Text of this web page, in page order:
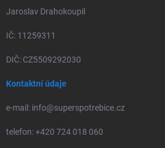
Jaroslav Drahokoupil
IČ: 11259311
DIČ: CZ5509292030
Kontaktní údaje
e-mail: info@superspotrebice.cz
telefon: +420 724 018 060